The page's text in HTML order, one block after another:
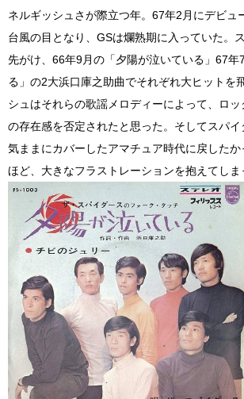
ネルギッシュさが際立つ年。67年2月にデビュ
台風の目となり、GSは爛熟期に入っていた。
先がけ、66年9月の「夕陽が泣いている」67年
る」の2大浜口庫之助曲でそれぞれ大ヒットを
シュはそれらの歌謡メロディーによって、ロ
の存在感を否定されたと思った。そしてスパ
気ままにカバーしたアマチュア時代に戻した
ほど、大きなフラストレーションを抱えてしま